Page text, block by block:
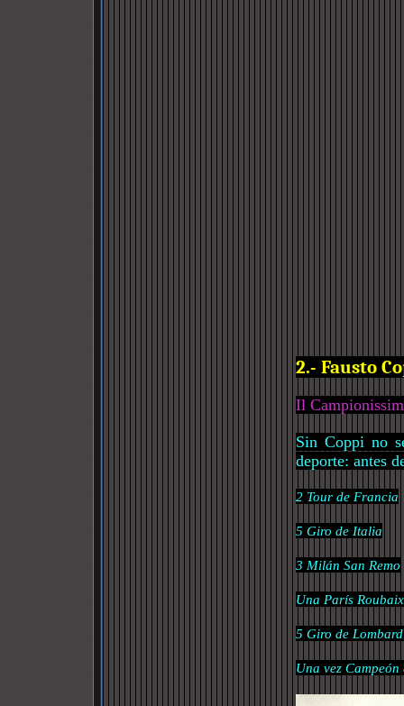
2.- Fausto
Il
Sin Coppi no
deporte: antes
2 Tour de Francia
5 Giro de Italia
3 Milán San Remo
Una París Roubaix
5 Giro de
Una vez